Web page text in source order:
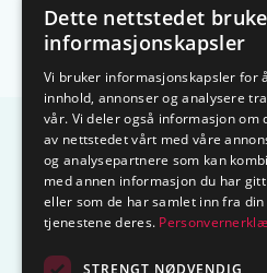
Dette nettstedet
informasjonskapsler
Vi bruker informasjonskapsler for
innhold, annonser og analysere
vår. Vi deler også informasjon om
av nettstedet vårt med våre
og analysepartnere som kan
med annen informasjon du har
eller som de har samlet inn fra
tjenestene deres.
STRENGT NØDVENDIG